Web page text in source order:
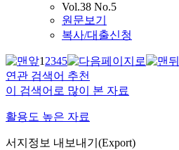
Vol.38 No.5
원문보기
복사/대출신청
12345
연관 검색어 추천
이 검색어로 많이 본 자료
활용도 높은 자료
서지정보 내보내기(Export)